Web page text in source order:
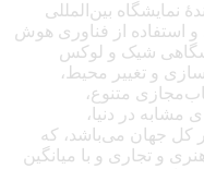
نمایشگاه بین‌المللی
و استفاده از فناوری هوش
شیک و لوکس
و تغییر محیط،
متنوع،
مشابه در دنیا،
کل جهان می‌باشد، که
از ۲۵۰ نمایشگاه هنری و تجاری و با میانگین